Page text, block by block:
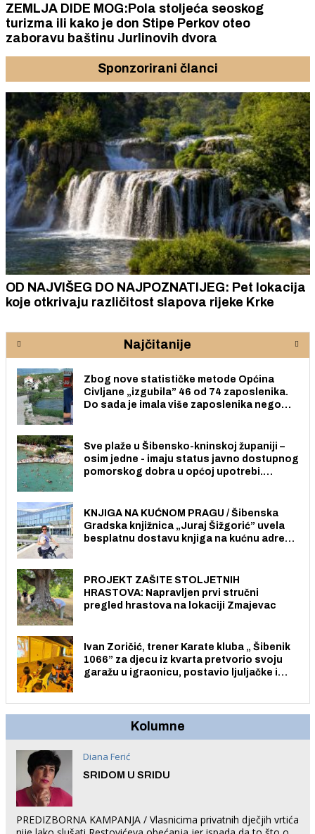
ZEMLJA DIDE MOG:Pola stoljeća seoskog
turizma ili kako je don Stipe Perkov oteo
zaboravu baštinu Jurlinovih dvora
Sponzorirani članci
OD NAJVIŠEG DO NAJPOZNATIJEG: Pet lokacija
koje otkrivaju različitost slapova rijeke Krke
Najčitanije
Zbog nove statističke metode Općina
Civljane „izgubila” 46 od 74 zaposlenika.
Do sada je imala više zaposlenika nego
Sve plaže u Šibensko-kninskoj županiji –
osim jedne - imaju status javno dostupnog
pomorskog dobra u općoj upotrebi.
KNJIGA NA KUĆNOM PRAGU / Šibenska
Gradska knjižnica „Juraj Šižgorić” uvela
besplatnu dostavu knjiga na kućnu adresu
PROJEKT ZAŠITE STOLJETNIH
HRASTOVA: Napravljen prvi stručni
pregled hrastova na lokaciji Zmajevac
Ivan Zoričić, trener Karate kluba „ Šibenik
1066” za djecu iz kvarta pretvorio svoju
garažu u igraonicu, postavio ljuljačke i
Kolumne
Diana Ferić
SRIDOM U SRIDU
PREDIZBORNA KAMPANJA / Vlasnicima privatnih dječjih vrtića